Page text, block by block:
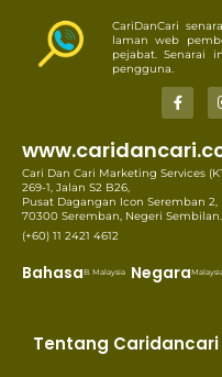
CariDanCari
laman web
pejabat. Senarai
pengguna.
Cari Dan Cari Marketing Services
269-1, Jalan S2 B26,
Pusat Dagangan Icon Seremban 2,
70300 Seremban, Negeri Sembilan.
(+60) 11 2421 4612
BahasaB. Malaysia Negara
Tentang Caridancari